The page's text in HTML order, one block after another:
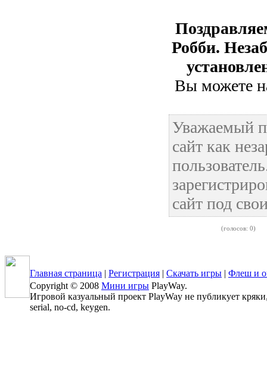
Робби.
Вы можете
Уважаемый
сайт как
сайт под
(голосов: 0)
Главная страница | Регистрация | Скачать игры | Флеш и
Copyright © 2008 Мини игры PlayWay.
Игровой казуальный проект PlayWay не публикует
serial, no-cd, keygen.